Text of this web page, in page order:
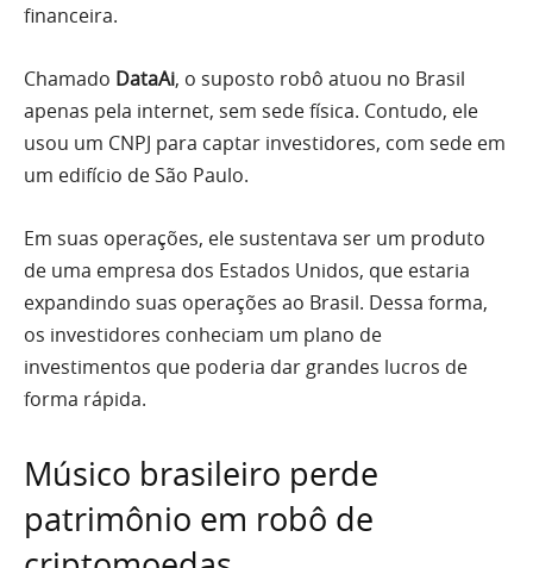
financeira.
Chamado DataAi, o suposto robô atuou no Brasil
apenas pela internet, sem sede física. Contudo, ele
usou um CNPJ para captar investidores, com sede em
um edifício de São Paulo.
Em suas operações, ele sustentava ser um produto
de uma empresa dos Estados Unidos, que estaria
expandindo suas operações ao Brasil. Dessa forma,
os investidores conheciam um plano de
investimentos que poderia dar grandes lucros de
forma rápida.
Músico brasileiro perde
patrimônio em robô de